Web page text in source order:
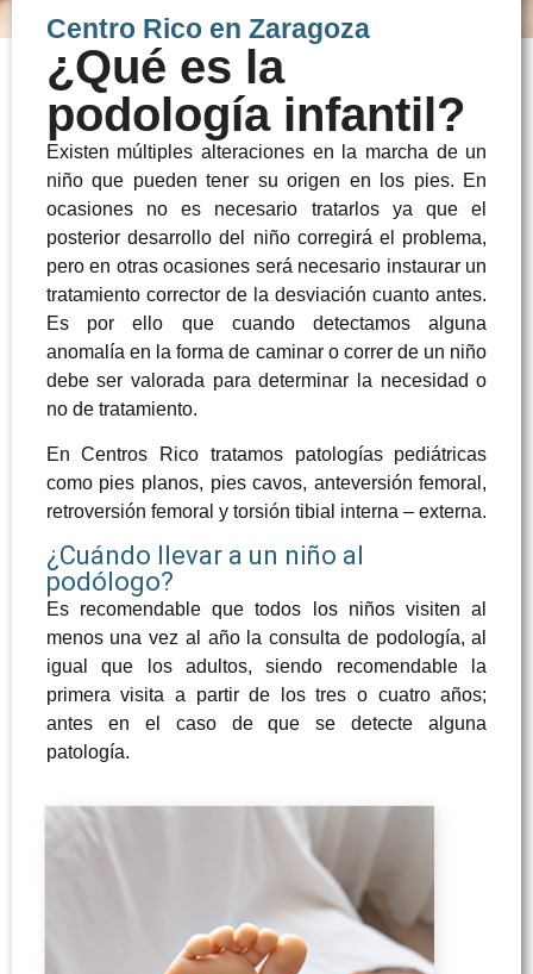
Centro Rico en Zaragoza
¿Qué es la
podología infantil?
Existen múltiples alteraciones en la marcha de un
niño que pueden tener su origen en los pies. En
ocasiones no es necesario tratarlos ya que el
posterior desarrollo del niño corregirá el problema,
pero en otras ocasiones será necesario instaurar un
tratamiento corrector de la desviación cuanto antes.
Es por ello que cuando detectamos alguna
anomalía en la forma de caminar o correr de un niño
debe ser valorada para determinar la necesidad o
no de tratamiento.
En Centros Rico tratamos patologías pediátricas
como pies planos, pies cavos, anteversión femoral,
retroversión femoral y torsión tibial interna – externa.
¿Cuándo llevar a un niño al
podólogo?
Es recomendable que todos los niños visiten al
menos una vez al año la consulta de podología, al
igual que los adultos, siendo recomendable la
primera visita a partir de los tres o cuatro años;
antes en el caso de que se detecte alguna
patología.